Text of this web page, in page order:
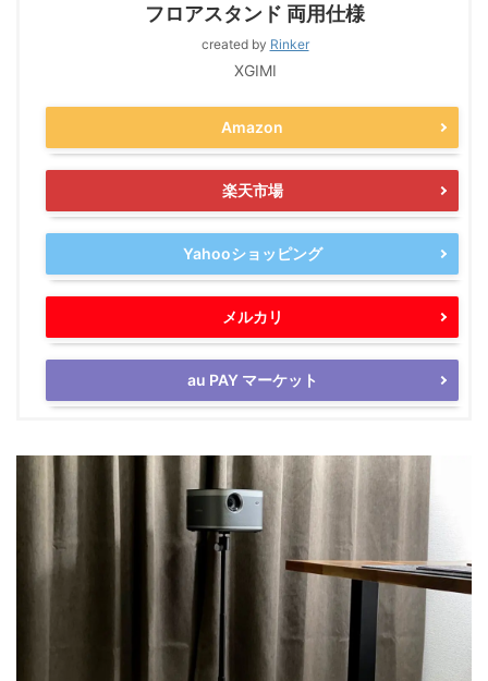
フロアスタンド 両用仕様
created by Rinker
XGIMI
Amazon
楽天市場
Yahooショッピング
メルカリ
au PAY マーケット